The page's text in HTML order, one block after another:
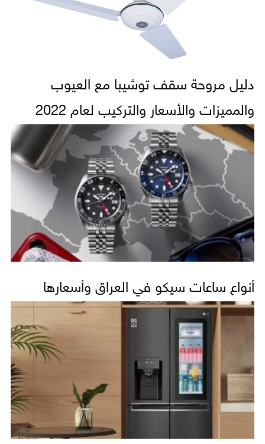
دليل مروحة سقف توشيبا مع العيوب
والمميزات والأسعار والتركيب لعام 2022
أنواع ساعات سيكو في العراق وأسعارها